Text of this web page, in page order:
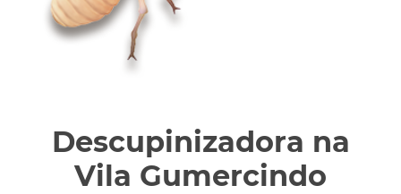
Descupinizadora na
Vila Gumercindo